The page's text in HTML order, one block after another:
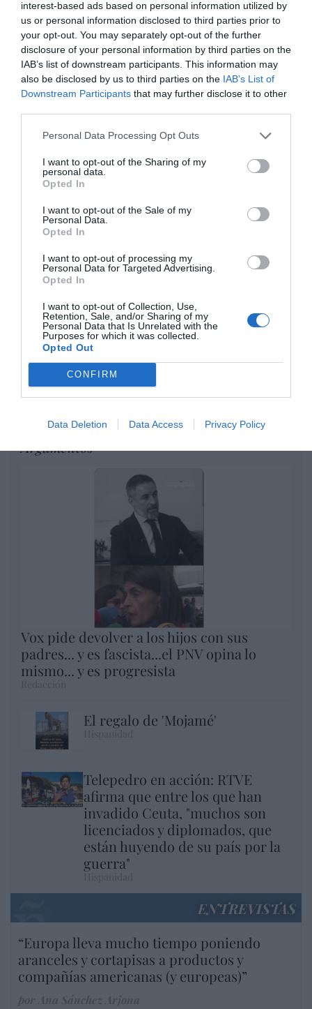
interest-based ads based on personal information utilized by
us or personal information disclosed to third parties prior to
your opt-out. You may separately opt-out of the further
disclosure of your personal information by third parties on the
IAB’s list of downstream participants. This information may
also be disclosed by us to third parties on the IAB’s List of
Downstream Participants that may further disclose it to other
Personal Data Processing Opt Outs
I want to opt-out of the Sharing of my
personal data.
Opted In
I want to opt-out of the Sale of my
Personal Data.
Opted In
I want to opt-out of processing my
Personal Data for Targeted Advertising.
Opted In
I want to opt-out of Collection, Use,
Retention, Sale, and/or Sharing of my
Personal Data that Is Unrelated with the
Purposes for which it was collected.
Opted Out
CONFIRM
Data Deletion Data Access Privacy Policy
Opinión
Enormes minucias
por Eulogio López
El IBEX 35 cerró la sesión del miércoles en
los 20.057 puntos, un nuevo récord
Eulogio López
Ceuta. Nuestra Señora de África:
convertir al musulmán
Eulogio López
No perdamos el norte: la
Eulogio López
Argumentos
Vox pide devolver a los hijos con sus
padres... y es fascista...el PNV opina lo
mismo... y es progresista
El regalo de 'Mojamé'
Telepedro en acción: RTVE
afirma que entre los que han
invadido Ceuta, "muchos son
licenciados y diplomados, que
están huyendo de su país por la
guerra"
ENTREVISTAS
“Europa lleva mucho tiempo poniendo
aranceles y cortapisas a productos y
compañías americanas (y europeas)”